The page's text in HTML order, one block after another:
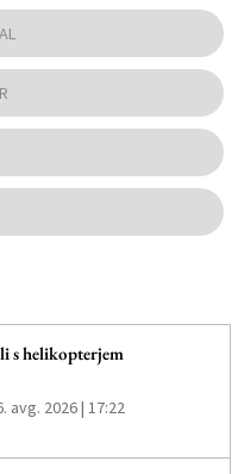
s helikopterjem
avg. 2026 | 17:22